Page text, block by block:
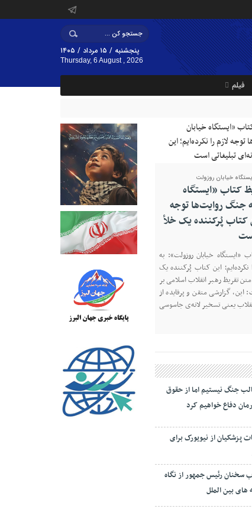
پنجشنبه / ۱۵ مرداد / ۱۴۰۵
Thursday, 6 August , 2026
فیلم
خیابان روزولت
کتاب «ایستگاه
جنگ روایت‌ها توجه
کتاب پُرکننده‌ یک خلأ
«ایستگاه خیابان روزولت»: به
این کتاب پُرکننده‌ یک
تقریظ رهبر انقلاب اسلامی بر
گزارشی متقن و پرفایده از
یعنی تسخیر لانه‌ی جاسوسی
جنگ نیستیم اما از حقوق
دفاع خواهیم کرد
پزشکیان از نیویورک برای
سخنان رئیس جمهور از نگاه
های بین الملل